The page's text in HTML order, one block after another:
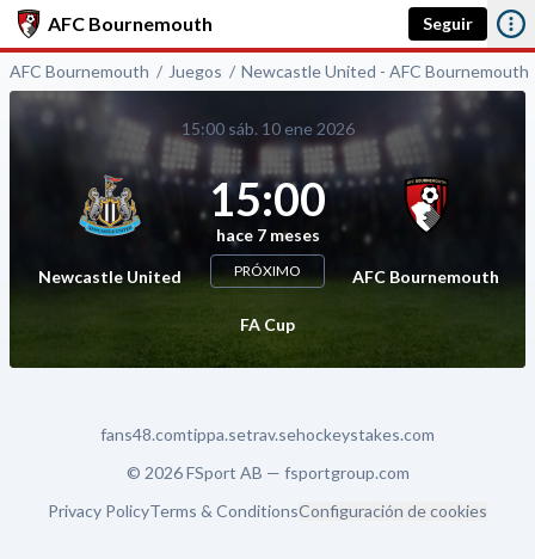
AFC Bournemouth Seguir
AFC Bournemouth Juegos Newcastle United - AFC Bournemouth
15:00 sáb. 10 ene 2026
Newcastle United
15:00
hace 7 meses
PRÓXIMO AFC Bournemouth
FA Cup
fans48.comtippa.setrav.sehockeystakes.com
© 2026 FSport AB — fsportgroup.com
Privacy PolicyTerms & ConditionsConfiguración de cookies